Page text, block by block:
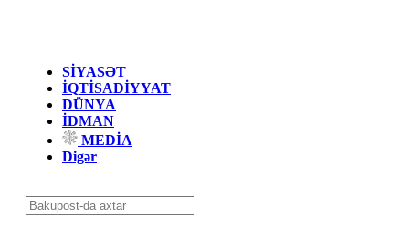
SİYASƏT
İQTİSADİYYAT
DÜNYA
İDMAN
MEDİA
Digər